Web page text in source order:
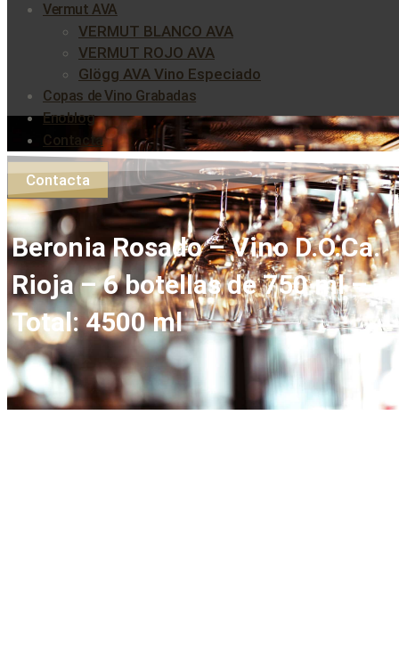
Vermut AVA
VERMUT BLANCO AVA
VERMUT ROJO AVA
Glögg AVA Vino Especiado
Copas de Vino Grabadas
Enoblog
Contacta
Contacta
Beronia Rosado – Vino D.O.Ca.
Rioja – 6 botellas de 750 ml –
Total: 4500 ml